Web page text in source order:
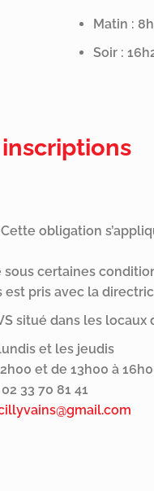
Matin :
Soir :
inscriptions
obligation
certaines
est pris avec la
situé dans les locaux
et les jeudis
et de 13h00 à
02 33 70 81 41